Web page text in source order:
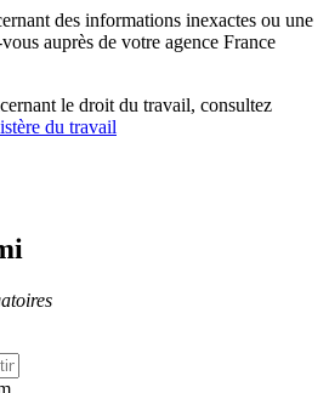
des informations inexactes ou une
auprès de votre agence France
le droit du travail, consultez
du travail